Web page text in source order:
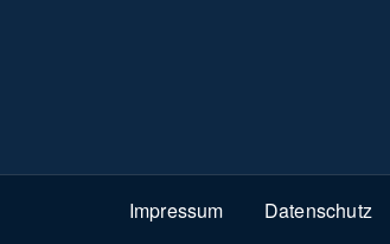
Impressum Datenschutz